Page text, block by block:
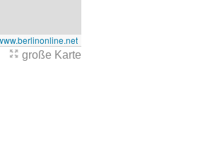
große Karte